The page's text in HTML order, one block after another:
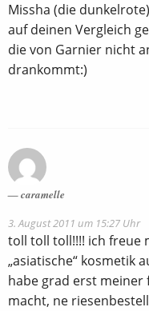
Missha (die
auf deinen Vergleich
die von Garnier nicht
drankommt:)
caramelle
3. August 2011 um 15:27 Uhr
toll toll toll!!!! ich freue
„asiatische“ kosmetik
habe grad erst
macht, ne